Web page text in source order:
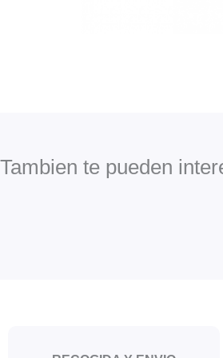
Tambien te pueden